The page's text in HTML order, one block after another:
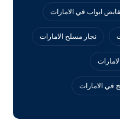
ابواب في الامارات
نجار مسلح الامارات
في الامارات